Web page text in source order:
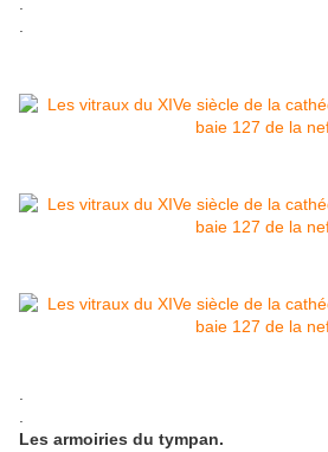
Les armoiries du tympan.